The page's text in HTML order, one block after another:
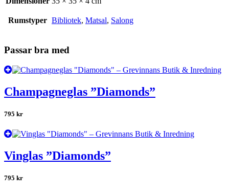
Rumstyper Bibliotek, Matsal, Salong
Passar bra med
Champagneglas ”Diamonds”
795 kr
Vinglas ”Diamonds”
795 kr